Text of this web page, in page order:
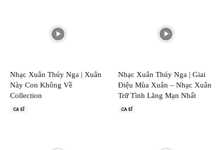
Nhạc Xuân Thúy Nga | Xuân
Này Con Không Về
Collection
CA SĨ
Nhạc Xuân Thúy Nga | Giai
Điệu Mùa Xuân – Nhạc Xuân
Trữ Tình Lãng Mạn Nhất
CA SĨ